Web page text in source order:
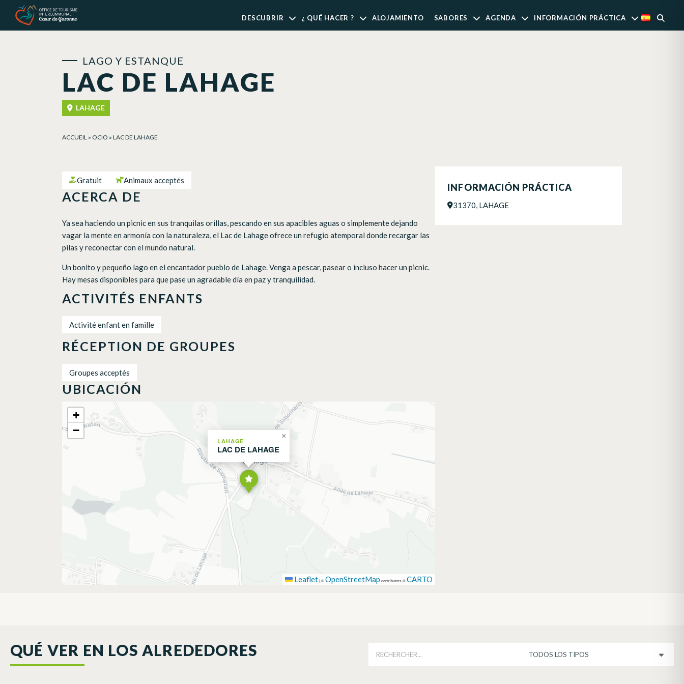
DESCUBRIR ¿ QUÉ HACER ? ALOJAMIENTO SABORES AGENDA INFORMACIÓN PRÁCTICA
LAC DE LAHAGE
LAGO Y ESTANQUE
LAHAGE
ACCUEIL » OCIO » LAC DE LAHAGE
Gratuit Animaux acceptés
ACERCA DE
Ya sea haciendo un picnic en sus tranquilas orillas, pescando en sus apacibles aguas o simplemente dejando
vagar la mente en armonía con la naturaleza, el Lac de Lahage ofrece un refugio atemporal donde recargar las
pilas y reconectar con el mundo natural.
Un bonito y pequeño lago en el encantador pueblo de Lahage. Venga a pescar, pasear o incluso hacer un picnic.
Hay mesas disponibles para que pase un agradable día en paz y tranquilidad.
ACTIVITÉS ENFANTS
Activité enfant en famille
RÉCEPTION DE GROUPES
Groupes acceptés
UBICACIÓN
LAHAGE
LAC DE LAHAGE
×
+
−
Leaflet |©OpenStreetMap contributors ©CARTO
INFORMACIÓN PRÁCTICA
31370, LAHAGE
QUÉ VER EN LOS ALREDEDORES
Panel de gestión de cookies